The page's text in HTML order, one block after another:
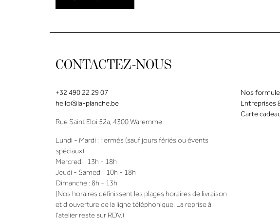
CONTACTEZ-NOUS
+32 490 22 29 07
hello@la-planche.be
Rue Saint Eloi 52a, 4300 Waremme
Lundi - Mardi : Fermés (sauf jours fériés ou évents
spéciaux)
Mercredi : 13h - 18h
Jeudi - Samedi : 10h - 18h
Dimanche : 8h - 13h
(Nos horaires définissent les plages horaires de livraison
et d'ouverture de la ligne téléphonique. La reprise à
Nos
Entreprises
Carte